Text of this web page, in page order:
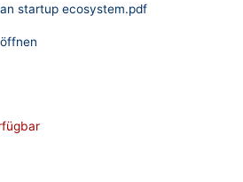
startup ecosystem.pdf